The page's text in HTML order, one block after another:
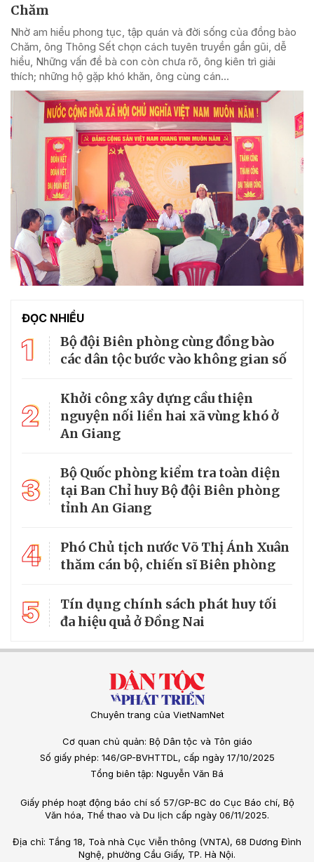
Chăm
Nhờ am hiểu phong tục, tập quán và đời sống của đồng bào
Chăm, ông Thông Sết chọn cách tuyên truyền gần gũi, dễ
hiểu, Những vấn đề bà con còn chưa rõ, ông kiên trì giải
thích; những hộ gặp khó khăn, ông cùng cán...
ĐỌC NHIỀU
1
Bộ đội Biên phòng cùng đồng bào
các dân tộc bước vào không gian số
2
Khởi công xây dựng cầu thiện
nguyện nối liền hai xã vùng khó ở
An Giang
3
Bộ Quốc phòng kiểm tra toàn diện
tại Ban Chỉ huy Bộ đội Biên phòng
tỉnh An Giang
4
Phó Chủ tịch nước Võ Thị Ánh Xuân
thăm cán bộ, chiến sĩ Biên phòng
5
Tín dụng chính sách phát huy tối
đa hiệu quả ở Đồng Nai
Chuyên trang của VietNamNet
Cơ quan chủ quản: Bộ Dân tộc và Tôn giáo
Số giấy phép: 146/GP-BVHTTDL, cấp ngày 17/10/2025
Tổng biên tập: Nguyễn Văn Bá
Giấy phép hoạt động báo chí số 57/GP-BC do Cục Báo chí, Bộ
Văn hóa, Thể thao và Du lịch cấp ngày 06/11/2025.
Địa chỉ: Tầng 18, Toà nhà Cục Viễn thông (VNTA), 68 Dương Đình
Nghệ, phường Cầu Giấy, TP. Hà Nội.